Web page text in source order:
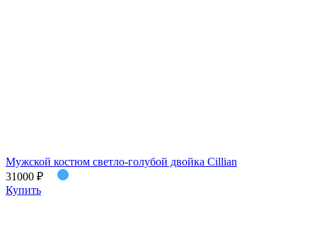
Мужской костюм светло-голубой двойка Cillian
31000 ₽
Купить